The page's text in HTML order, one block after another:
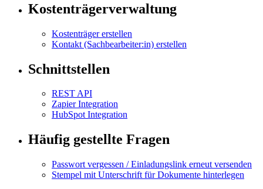
Kostenträgerverwaltung
Kostenträger erstellen
Kontakt (Sachbearbeiter:in) erstellen
Schnittstellen
REST API
Zapier Integration
HubSpot Integration
Häufig gestellte Fragen
Passwort vergessen / Einladungslink erneut versenden
Stempel mit Unterschrift für Dokumente hinterlegen